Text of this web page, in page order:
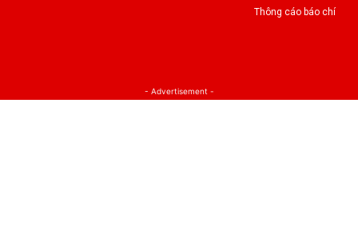
Thông cáo báo chí
- Advertisement -